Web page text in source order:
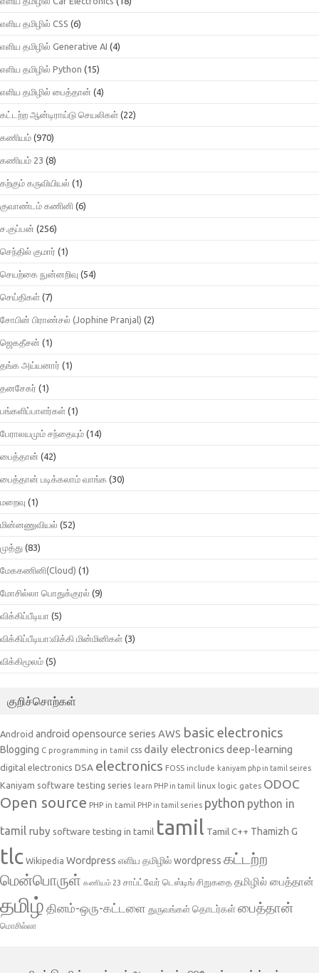
எளிய தமிழில் CSS (6)
எளிய தமிழில் Generative AI (4)
எளிய தமிழில் Python (15)
எளிய தமிழில் பைத்தான் (4)
கட்டற்ற ஆன்டிராய்டு செயலிகள் (22)
கணியம் (970)
கணியம் 23 (8)
கற்கும் கருவியியல் (1)
குவாண்டம் கணினி (6)
ச.குப்பன் (256)
செந்தில் குமார் (1)
செயற்கை நுன்னறிவு (54)
செய்திகள் (7)
சோபின் பிராண்சல் (Jophine Pranjal) (2)
ஜெகதீசன் (1)
தங்க அய்யனார் (1)
தனசேகர் (1)
பங்களிப்பாளர்கள் (1)
பேராலயமும் சந்தையும் (14)
பைத்தான் (42)
பைத்தான் படிக்கலாம் வாங்க (30)
மறைவு (1)
மின்னணுவியல் (52)
முத்து (83)
மேககணினி(Cloud) (1)
மோசில்லா பொதுக்குரல் (9)
விக்கிப்பீடியா (5)
விக்கிப்பீடியா:விக்கி மின்மினிகள் (3)
விக்கிமூலம் (5)
குறிச்சொற்கள்
Android android opensource series AWS basic electronics
Blogging C programming in tamil css daily electronicsdeep-learning
digital electronics DSA electronics FOSS include kaniyam php in tamil seires
Kaniyam software testing series learn PHP in tamil linux logic gates ODOC
Open source PHP in tamil PHP in tamil series python python in
tamil ruby software testing in tamil tamil Tamil C++ Thamizh G
tlc Wikipedia Wordpress எளிய தமிழில் wordpress கட்டற்ற
மென்பொருள் கணியம் 23 சாப்ட்வேர் டெஸ்டிங் சிறுகதை தமிழில் பைத்தான்
தமிழ் தினம்-ஒரு-கட்டளை துருவங்கள் தொடர்கள்பைத்தான்
மொசில்லா